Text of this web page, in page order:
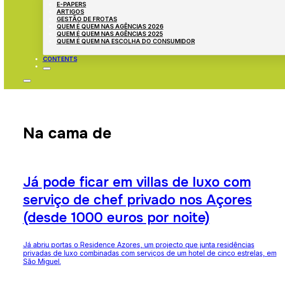
E-PAPERS
ARTIGOS
GESTÃO DE FROTAS
QUEM É QUEM NAS AGÊNCIAS 2026
QUEM É QUEM NAS AGÊNCIAS 2025
QUEM É QUEM NA ESCOLHA DO CONSUMIDOR
CONTENTS
Na cama de
Já pode ficar em villas de luxo com
serviço de chef privado nos Açores
(desde 1000 euros por noite)
Já abriu portas o Residence Azores, um projecto que junta residências
privadas de luxo combinadas com serviços de um hotel de cinco estrelas, em
São Miguel.